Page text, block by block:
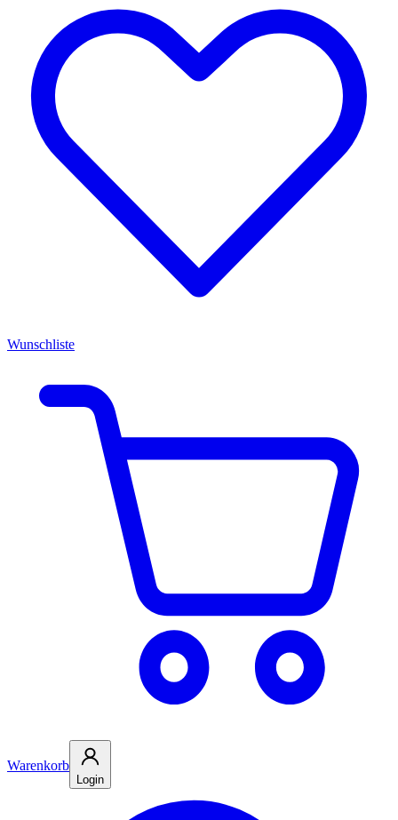
Wunschliste
Warenkorb
Login